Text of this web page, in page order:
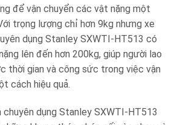
để vận chuyển các vật nặng một
trọng lượng chỉ hơn 9kg nhưng xe
dụng Stanley SXWTI-HT513 có
lên đến hơn 200kg, giúp người lao
thời gian và công sức trong việc vận
cách hiệu quả.
chuyên dụng Stanley SXWTI-HT513